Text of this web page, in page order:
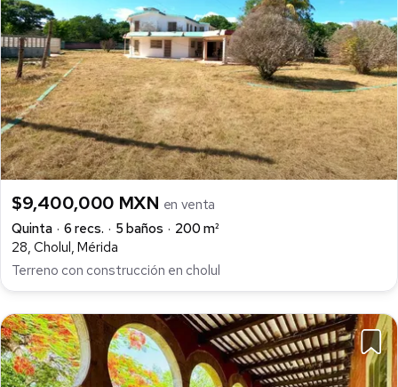
$9,400,000 MXN en venta
Quinta
6 recs. 5 baños
200 m²
28, Cholul, Mérida
Terreno con construcción en cholul